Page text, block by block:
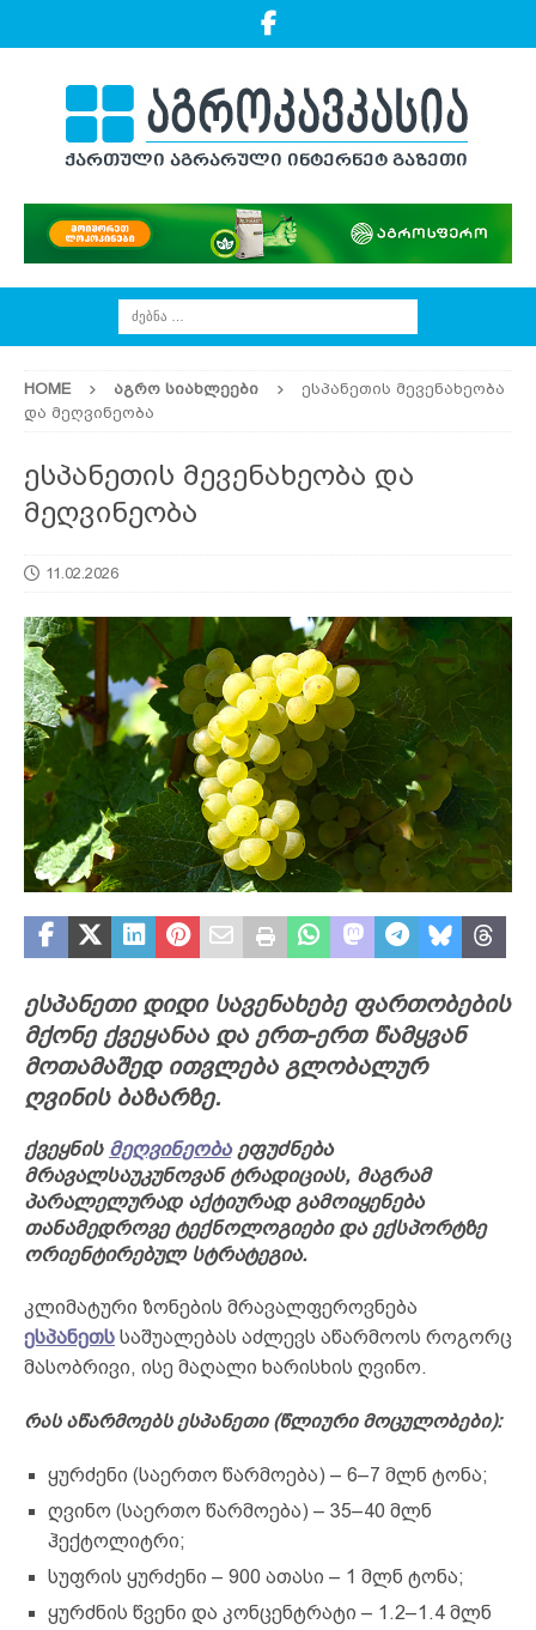
HOME ᲐᲒᲠᲝ ᲡᲘᲐᲮᲚᲔᲔᲑᲘ
ესპანეთის მევენახეობა
და მეღვინეობა
ესპანეთის მევენახეობა და
მეღვინეობა
11.02.2026
ესპანეთი დიდი სავენახებე ფართობების
მქონე ქვეყანაა და ერთ-ერთ წამყვან
მოთამაშედ ითვლება გლობალურ
ღვინის ბაზარზე.
ქვეყნის მეღვინეობაეფუძნება
მრავალსაუკუნოვან ტრადიციას, მაგრამ
პარალელურად აქტიურად გამოიყენება
თანამედროვე ტექნოლოგიები და ექსპორტზე
ორიენტირებულ სტრატეგია.
კლიმატური ზონების მრავალფეროვნება
ესპანეთს საშუალებას აძლევს აწარმოოს როგორც
მასობრივი, ისე მაღალი ხარისხის ღვინო.
რას აწარმოებს ესპანეთი (წლიური მოცულობები):
ყურძენი (საერთო წარმოება) – 6–7 მლნ ტონა;
ღვინო (საერთო წარმოება) – 35–40 მლნ
ჰექტოლიტრი;
სუფრის ყურძენი – 900 ათასი – 1 მლნ ტონა;
ყურძნის წვენი და კონცენტრატი – 1.2–1.4 მლნ